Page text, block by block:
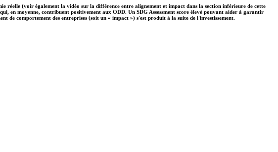
réelle (voir également la vidéo sur la différence entre alignement et impact dans la section inférieure de cette
en moyenne, contribuent positivement aux ODD. Un SDG Assessment score élevé pouvant aider à garantir
de comportement des entreprises (soit un « impact ») s'est produit à la suite de l'investissement.